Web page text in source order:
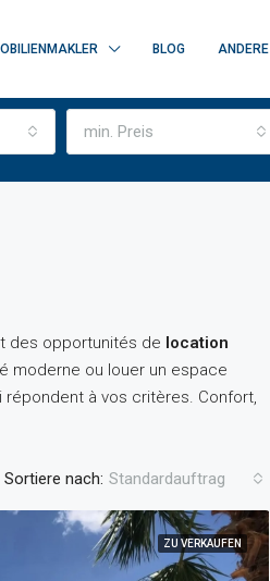
BLOG ANDERE
min. Preis
des opportunités de location
moderne ou louer un espace
à vos critères. Confort,
Sortiere nach: Standardauftrag
ZU VERKAUFEN